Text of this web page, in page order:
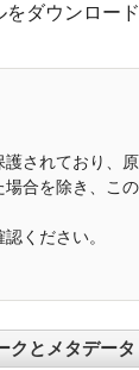
ダウンロー
されており、
合を除き、こ
ください。
クとメタデータ